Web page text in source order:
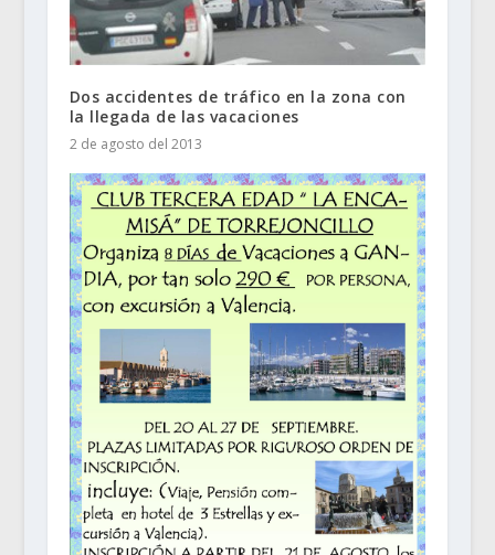
Dos accidentes de tráfico en la zona con
la llegada de las vacaciones
2 de agosto del 2013